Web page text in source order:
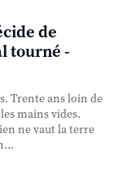
de
tourné -
Trente ans loin de
mains vides.
ne vaut la terre